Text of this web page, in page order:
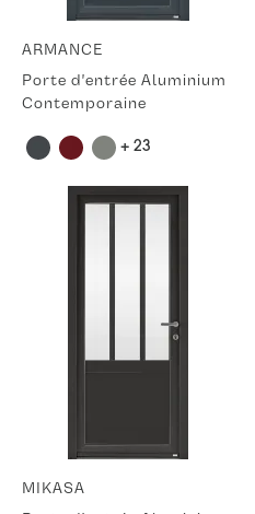
ARMANCE
Porte d'entrée Aluminium
Contemporaine
+ 23
MIKASA